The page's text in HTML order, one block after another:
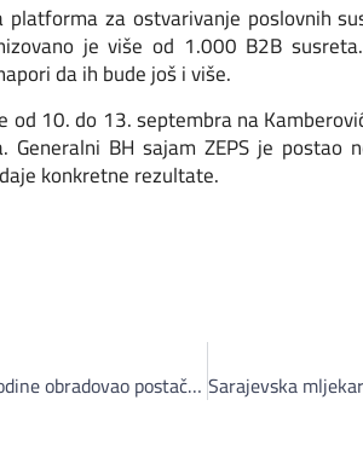
za ostvarivanje poslovnih
je više od 1.000 B2B
da ih bude još i više.
od 10. do 13. septembra na
BH sajam ZEPS je
konkretne rezultate.
Paketima sa hranom Hoše komerc i ove godine obradovao postače Narodne kuhinje uoči Lejletul kadra